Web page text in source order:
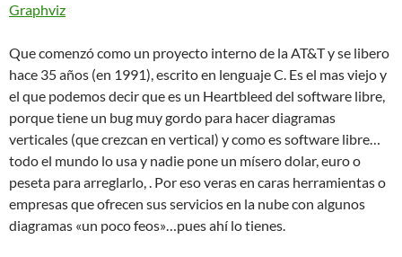
Graphviz
Que comenzó como un proyecto interno de la AT&T y se libero
hace 35 años (en 1991), escrito en lenguaje C. Es el mas viejo y
el que podemos decir que es un Heartbleed del software libre,
porque tiene un bug muy gordo para hacer diagramas
verticales (que crezcan en vertical) y como es software libre…
todo el mundo lo usa y nadie pone un mísero dolar, euro o
peseta para arreglarlo, . Por eso veras en caras herramientas o
empresas que ofrecen sus servicios en la nube con algunos
diagramas «un poco feos»…pues ahí lo tienes.